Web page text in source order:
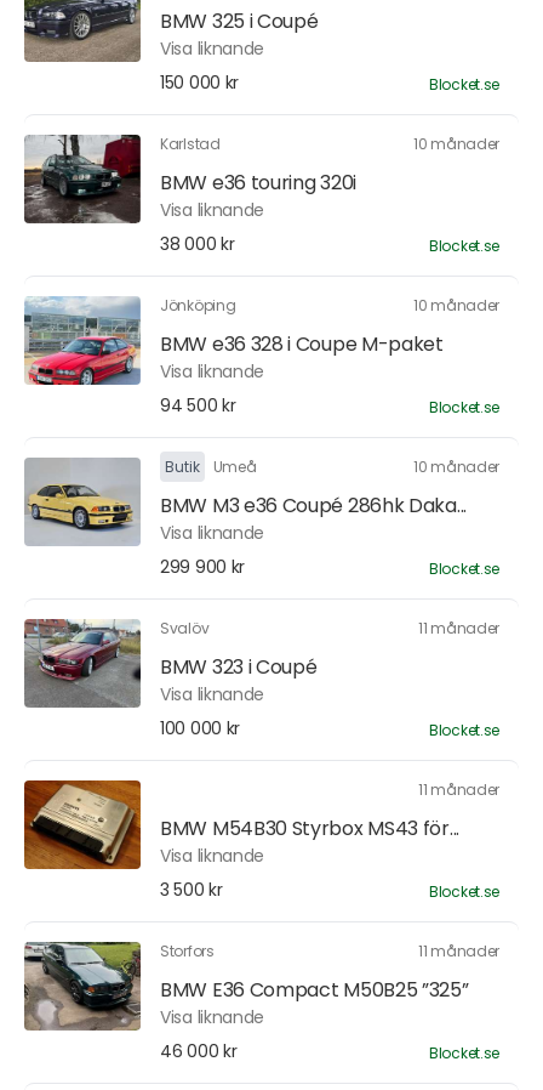
BMW 325 i Coupé
Visa liknande
150 000 kr
Blocket.se
Karlstad 10 månader
BMW e36 touring 320i
Visa liknande
38 000 kr
Blocket.se
Jönköping 10 månader
BMW e36 328 i Coupe M-paket
Visa liknande
94 500 kr
Blocket.se
Butik Umeå 10 månader
BMW M3 e36 Coupé 286hk Daka...
Visa liknande
299 900 kr
Blocket.se
Svalöv 11 månader
BMW 323 i Coupé
Visa liknande
100 000 kr
Blocket.se
11 månader
BMW M54B30 Styrbox MS43 för...
Visa liknande
3 500 kr
Blocket.se
Storfors 11 månader
BMW E36 Compact M50B25 ”325”
Visa liknande
46 000 kr
Blocket.se